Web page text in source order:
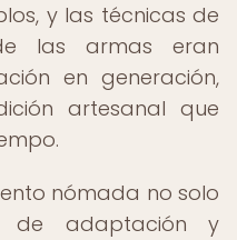
y las técnicas de
las armas eran
en generación,
artesanal que
nómada no solo
de adaptación y